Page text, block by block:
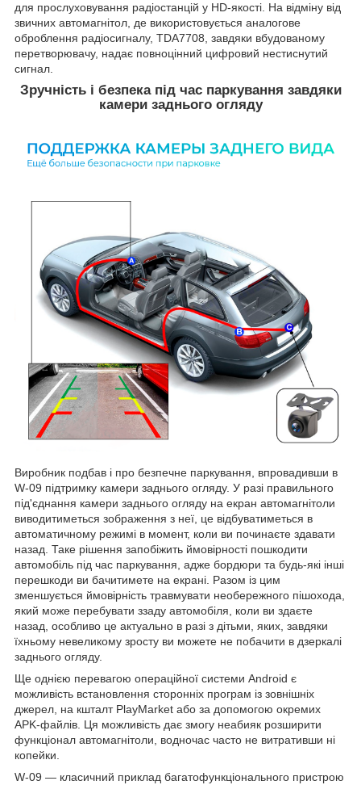
для прослуховування радіостанцій у HD-якості. На відміну від
звичних автомагнітол, де використовується аналогове
оброблення радіосигналу, TDA7708, завдяки вбудованому
перетворювачу, надає повноцінний цифровий нестиснутий
сигнал.
Зручність і безпека під час паркування завдяки
камери заднього огляду
Виробник подбав і про безпечне паркування, впровадивши в
W-09 підтримку камери заднього огляду. У разі правильного
під'єднання камери заднього огляду на екран автомагнітоли
виводитиметься зображення з неї, це відбуватиметься в
автоматичному режимі в момент, коли ви починаєте здавати
назад. Таке рішення запобіжить ймовірності пошкодити
автомобіль під час паркування, адже бордюри та будь-які інші
перешкоди ви бачитимете на екрані. Разом із цим
зменшується ймовірність травмувати необережного пішохода,
який може перебувати ззаду автомобіля, коли ви здаєте
назад, особливо це актуально в разі з дітьми, яких, завдяки
їхньому невеликому зросту ви можете не побачити в дзеркалі
заднього огляду.
Ще однією перевагою операційної системи Android є
можливість встановлення сторонніх програм із зовнішніх
джерел, на кшталт PlayMarket або за допомогою окремих
APK-файлів. Ця можливість дає змогу неабияк розширити
функціонал автомагнітоли, водночас часто не витративши ні
копейки.
W-09 — класичний приклад багатофункціонального пристрою